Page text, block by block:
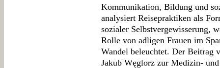
Kommunikation, Bildung und
analysiert Reisepraktiken als
sozialer Selbstvergewisserung,
Rolle von adligen Frauen im
Wandel beleuchtet. Der Beitrag
Jakub Węglorz zur Medizin-